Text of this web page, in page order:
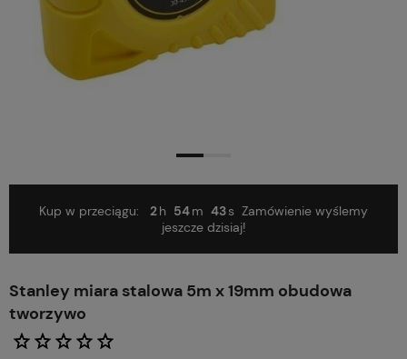
Kup w przeciągu: 2 54 42
Zamówienie wyślemy
jeszcze dzisiaj!
Stanley miara stalowa 5m x 19mm obudowa
tworzywo